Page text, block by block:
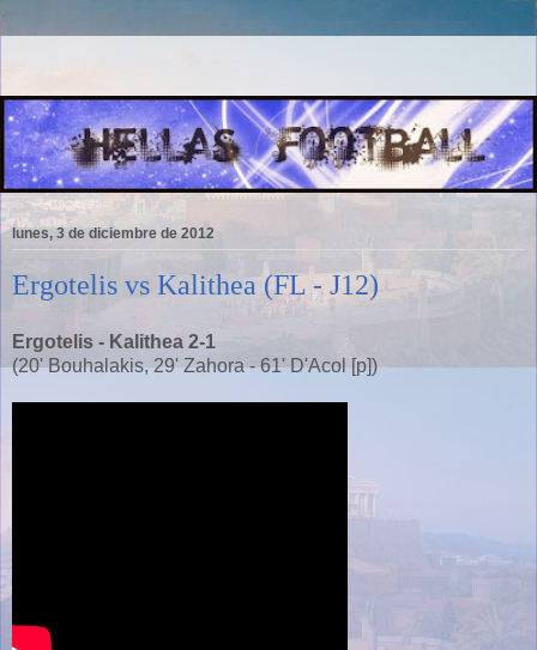
lunes, 3 de diciembre de 2012
Ergotelis vs Kalithea (FL - J12)
Ergotelis - Kalithea 2-1
(20' Bouhalakis, 29' Zahora - 61' D'Acol [p])